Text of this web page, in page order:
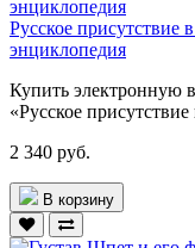
Русское
энциклопедия
Купить
«Русское
2 340 руб.
В корзину